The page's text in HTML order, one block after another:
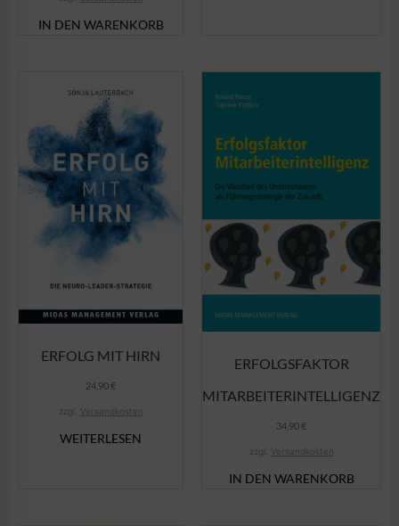
IN DEN WARENKORB
ERFOLG MIT HIRN
24,90€
zzgl. Versandkosten
WEITERLESEN
ERFOLGSFAKTOR
MITARBEITERINTELLIGENZ
34,90€
zzgl. Versandkosten
IN DEN WARENKORB